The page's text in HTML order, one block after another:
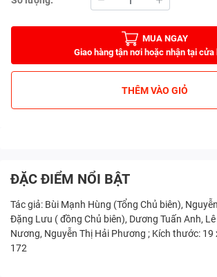
MUA NGAY
Giao hàng tận nơi hoặc nhận tại cửa
THÊM VÀO GIỎ
ĐẶC ĐIỂM NỔI BẬT
Tác giả: Bùi Mạnh Hùng (Tổng Chủ biên),
Đặng Lưu ( đồng Chủ biên), Dương Tuấn Anh,
Nương, Nguyễn Thị Hải Phương ; Kích thước: 19
172